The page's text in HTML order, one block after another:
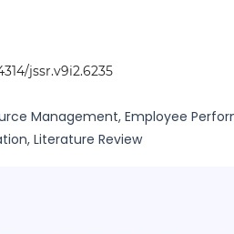
jssr.v9i2.6235
Management, Employee
Literature Review